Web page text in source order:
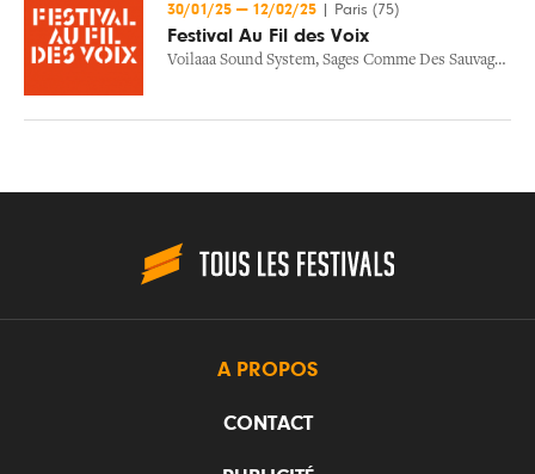
30/01/25 — 12/02/25 Paris (75)
Festival Au Fil des Voix
Voilaaa Sound System, Sages Comme Des Sauvages
A PROPOS
CONTACT